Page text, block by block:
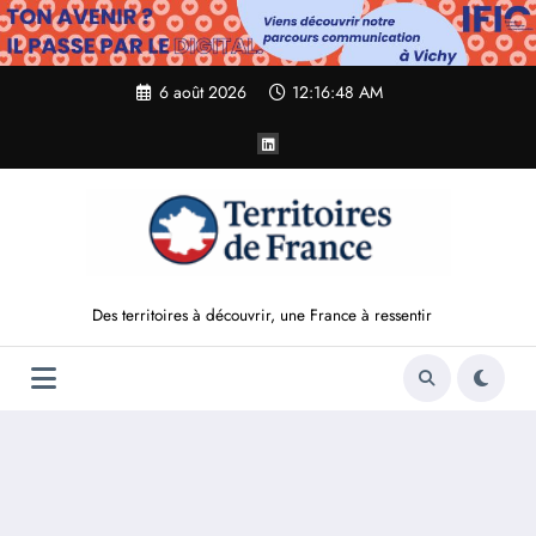
Aller
au
contenu
6 août 2026 12:16:49 AM
Des territoires à découvrir, une France à ressentir